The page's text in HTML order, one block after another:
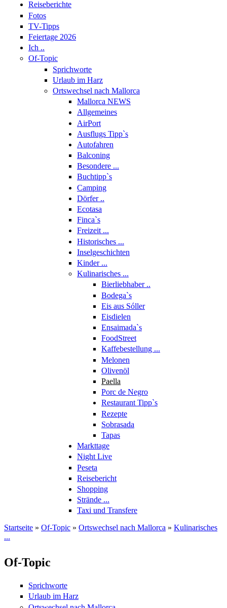
Reiseberichte
Fotos
TV-Tipps
Feiertage 2026
Ich ..
Of-Topic
Sprichworte
Urlaub im Harz
Ortswechsel nach Mallorca
Mallorca NEWS
Allgemeines
AirPort
Ausflugs Tipp`s
Autofahren
Balconing
Besondere ...
Buchtipp`s
Camping
Dörfer ..
Ecotasa
Finca`s
Freizeit ...
Historisches ...
Inselgeschichten
Kinder ...
Kulinarisches ...
Bierliebhaber ..
Bodega`s
Eis aus Sóller
Eisdielen
Ensaimada`s
FoodStreet
Kaffebestellung ...
Melonen
Olivenöl
Paella
Porc de Negro
Restaurant Tipp`s
Rezepte
Sobrasada
Tapas
Markttage
Night Live
Peseta
Reisebericht
Shopping
Strände ...
Taxi und Transfere
Sie sind hier
Startseite » Of-Topic » Ortswechsel nach Mallorca » Kulinarisches
...
Of-Topic
Sprichworte
Urlaub im Harz